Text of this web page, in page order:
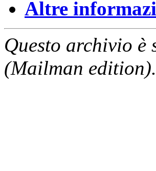
Altre
Questo archivio è
(Mailman edition).